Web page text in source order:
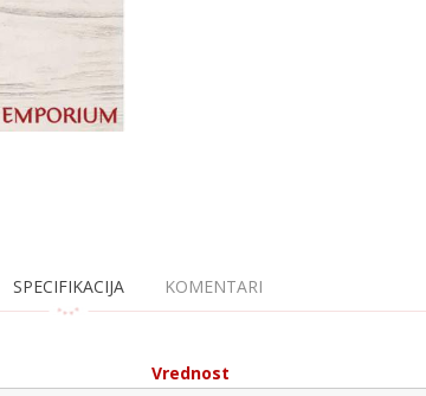
SPECIFIKACIJA KOMENTARI
Vrednost